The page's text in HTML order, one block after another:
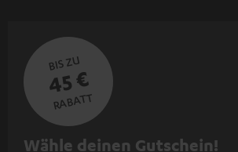
BIS ZU
45 €
RABATT
N
Wähle deinen Gutschein!